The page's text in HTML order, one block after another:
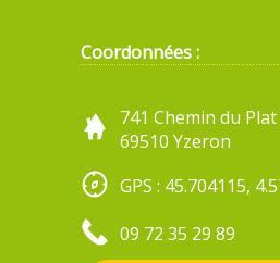
Coordonnées :
741 Chemin du Plat
69510 Yzeron
GPS : 45.704115,
09 72 35 29 89